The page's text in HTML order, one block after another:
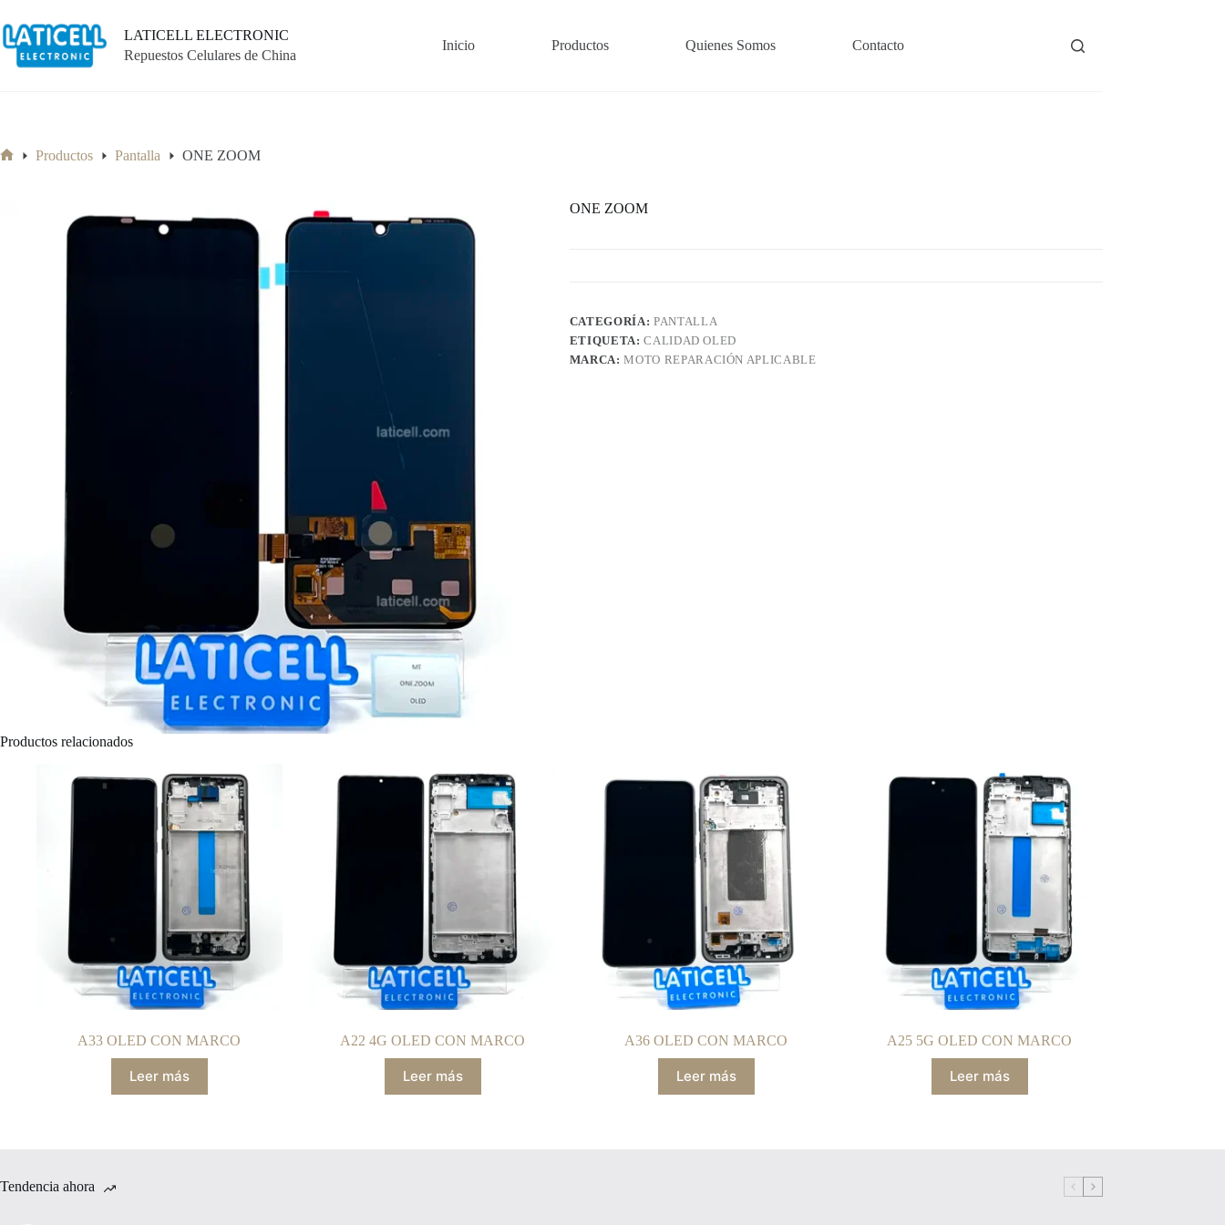
al
contenido
LATICELL ELECTRONIC
Repuestos Celulares de China
Inicio Productos Quienes Somos Contacto
Productos Pantalla ONE ZOOM
ONE ZOOM
CATEGORÍA: PANTALLA
ETIQUETA:CALIDAD OLED
MARCA:MOTO REPARACIÓN APLICABLE
Productos relacionados
A33 OLED CON MARCO
Leer más
A22 4G OLED CON MARCO
Leer más
A36 OLED CON MARCO
Leer más
A25 5G OLED CON MARCO
Leer más
Tendencia ahora